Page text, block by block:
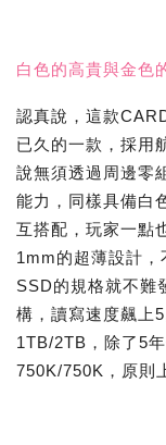
白色的高貴與金
認真說，這款
已久的一款，採用
說無須透過周邊零
能力，同樣具備白
互搭配，玩家一點
1mm的超薄設計，
SSD的規格就不難
構，讀寫速度飆上
1TB/2TB，除了5
750K/750K，原則